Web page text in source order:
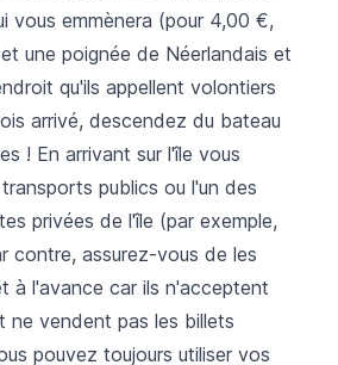
vous emmènera (pour 4,00 €,
une poignée de Néerlandais et
qu'ils appellent volontiers
arrivé, descendez du bateau
! En arrivant sur l'île vous
publics ou l'un des
privées de l'île (par exemple,
contre, assurez-vous de les
à l'avance car ils n'acceptent
ne vendent pas les billets
pouvez toujours utiliser vos